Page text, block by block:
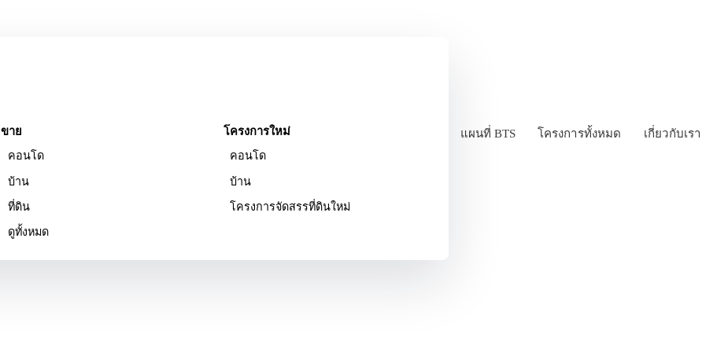
ขาย
คอนโด
บ้าน
ที่ดิน
ดูทั้งหมด
โครงการใหม่
คอนโด
บ้าน
โครงการจัดสรรที่ดินใหม่
แผนที่ BTS โครงการทั้งหมด เกี่ยวกับเรา